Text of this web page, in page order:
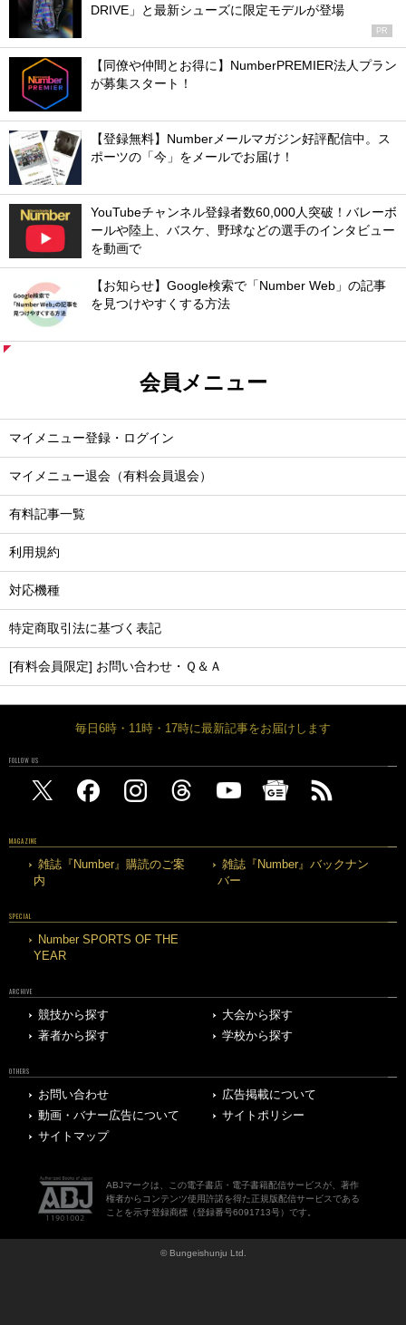
DRIVE」と最新シューズに限定モデルが登場
PR
【同僚や仲間とお得に】NumberPREMIER法人プラン
が募集スタート！
【登録無料】Numberメールマガジン好評配信中。ス
ポーツの「今」をメールでお届け！
YouTubeチャンネル登録者数60,000人突破！バレーボ
ールや陸上、バスケ、野球などの選手のインタビュー
を動画で
【お知らせ】Google検索で「Number Web」の記事
を見つけやすくする方法
会員メニュー
マイメニュー登録・ログイン
マイメニュー退会（有料会員退会）
有料記事一覧
利用規約
対応機種
特定商取引法に基づく表記
[有料会員限定] お問い合わせ・Ｑ＆Ａ
毎日6時・11時・17時に最新記事をお届けします
FOLLOW US
MAGAZINE
雑誌『Number』購読のご案
内
雑誌『Number』バックナン
バー
SPECIAL
Number SPORTS OF THE
YEAR
ARCHIVE
競技から探す
大会から探す
著者から探す
学校から探す
OTHERS
お問い合わせ
広告掲載について
動画・バナー広告について
サイトポリシー
サイトマップ
ABJマークは、この電子書店・電子書籍配信サービスが、著作
権者からコンテンツ使用許諾を得た正規版配信サービスである
ことを示す登録商標（登録番号6091713号）です。
© Bungeishunju Ltd.